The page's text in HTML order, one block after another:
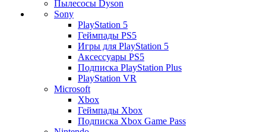
Пылесосы Dyson
Sony
PlayStation 5
Геймпады PS5
Игры для PlayStation 5
Аксессуары PS5
Подписка PlayStation Plus
PlayStation VR
Microsoft
Xbox
Геймпады Xbox
Подписка Xbox Game Pass